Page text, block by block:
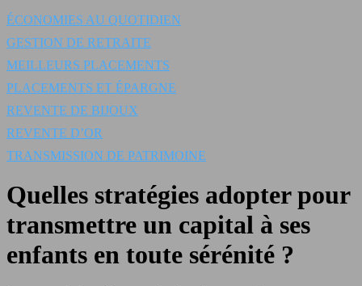
ÉCONOMIES AU QUOTIDIEN
GESTION DE RETRAITE
MEILLEURS PLACEMENTS
PLACEMENTS ET ÉPARGNE
REVENTE DE BIJOUX
REVENTE D’OR
TRANSMISSION DE PATRIMOINE
Quelles stratégies adopter pour
transmettre un capital à ses
enfants en toute sérénité ?